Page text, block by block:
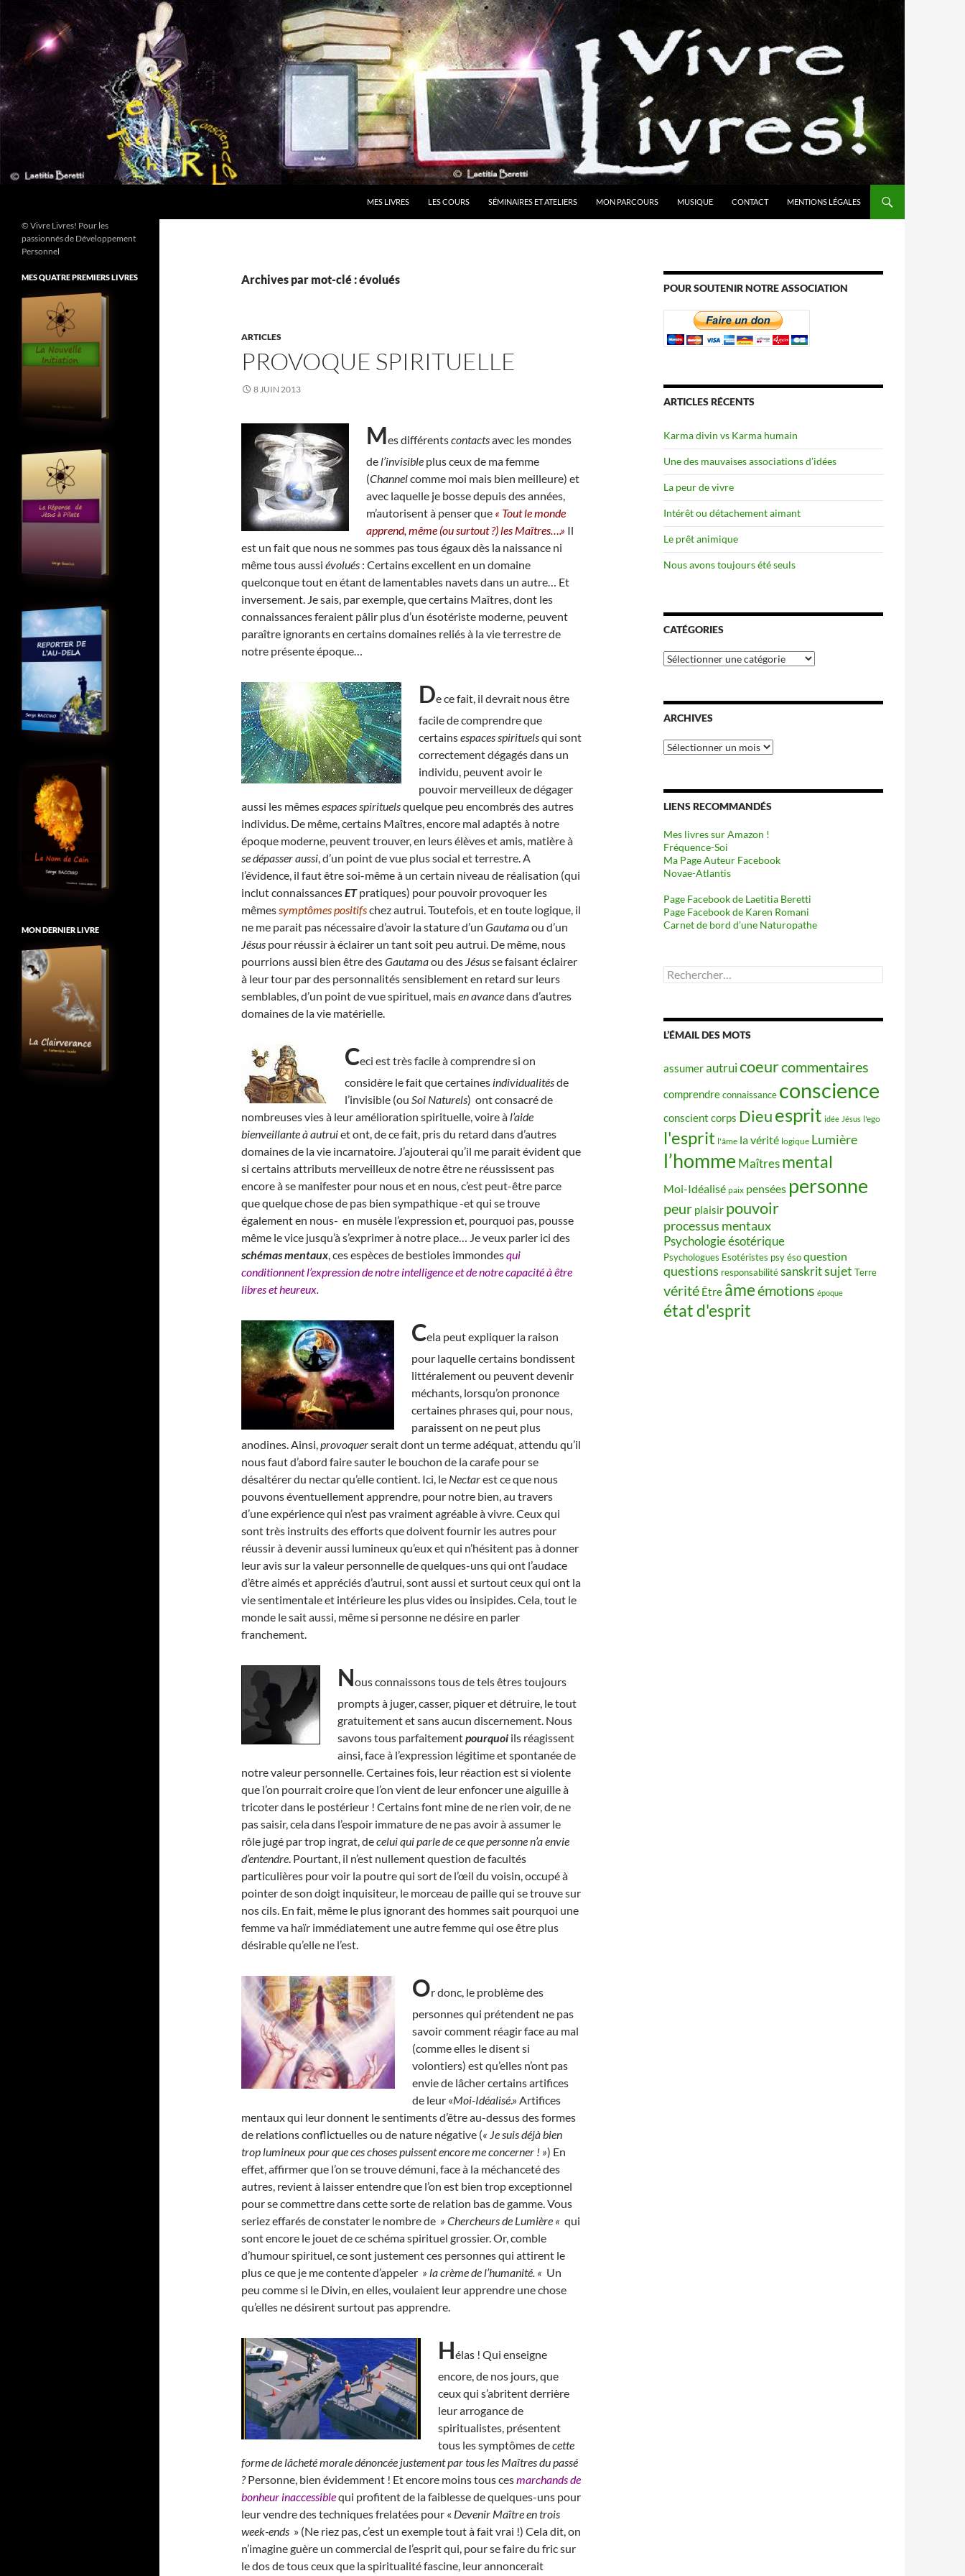
contenu
MES LIVRES LES COURS SÉMINAIRES ET ATELIERS MON PARCOURS MUSIQUE CONTACT MENTIONS LÉGALES
Archives par mot-clé : évolués
ARTICLES
PROVOQUE SPIRITUELLE
8 JUIN 2013
Mes différentscontactsavec les mondes
de l’invisible plus ceux de ma femme
(Channelcomme moi mais bien meilleure) et
avec laquelle je bosse depuis des années,
m’autorisent à penser que « Tout le monde
apprend, même (ou surtout ?) les Maîtres….» Il
est un fait que nous ne sommes pas tous égaux dès la naissance ni
même tous aussi évolués : Certains excellent en un domaine
quelconque tout en étant de lamentables navets dans un autre… Et
inversement. Je sais, par exemple, que certains Maîtres, dont les
connaissances feraient pâlir plus d’un ésotériste moderne, peuvent
paraître ignorants en certains domaines reliés à la vie terrestre de
notre présente époque…
De ce fait, il devrait nous être
facile de comprendre que
certainsespaces spirituelsqui sont
correctement dégagés dans un
individu, peuvent avoir le
pouvoir merveilleux de dégager
aussi les mêmesespaces spirituelsquelque peu encombrés des autres
individus. De même, certains Maîtres, encore mal adaptés à notre
époque moderne, peuvent trouver, en leurs élèves et amis, matière à
se dépasser aussi, d’un point de vue plus social et terrestre. A
l’évidence, il faut être soi-même à un certain niveau de réalisation (qui
inclut connaissancesETpratiques) pour pouvoir provoquer les
mêmessymptômes positifschez autrui. Toutefois, et en toute logique, il
ne me parait pas nécessaire d’avoir la stature d’un Gautamaou d’un
Jésus pour réussir à éclairer un tant soit peu autrui. De même, nous
pourrions aussi bien être desGautamaou des Jésusse faisant éclairer
à leur tour par des personnalités sensiblement en retard sur leurs
semblables, d’un point de vue spirituel, maisen avancedans d’autres
domaines de la vie matérielle.
Ceci est très facile à comprendre si on
considère le fait que certaines individualitésde
l’invisible (ou Soi Naturels) ont consacré de
nombreuses vies à leur amélioration spirituelle, voire à l’aide
bienveillante à autruiet ont, de ce fait, pris du retard dans d’autres
domaines de la vie incarnatoire. J’ajouterai qu’il me parait évident que
si certains attributs merveilleux de notre être ne réussissent pas
encore à se manifester pour nous et en nous, c’est peut-être parce
que quelque chose de pas bien sympathique -et qui se trouve
également en nous- en musèle l’expression et, pourquoi pas, pousse
même le vice jusqu’à s’exprimer à notre place… Je veux parler ici des
schémas mentaux, ces espèces de bestioles immondesqui
conditionnent l’expression de notre intelligence et de notre capacité à être
libres et heureux.
Cela peut expliquer la raison
pour laquelle certains bondissent
littéralement ou peuvent devenir
méchants, lorsqu’on prononce
certaines phrases qui, pour nous,
paraissent on ne peut plus
anodines. Ainsi,provoquerserait dont un terme adéquat, attendu qu’il
nous faut d’abord faire sauter le bouchon de la carafe pour se
désaltérer du nectar qu’elle contient. Ici, le Nectarest ce que nous
pouvons éventuellement apprendre, pour notre bien, au travers
d’une expérience qui n’est pas vraiment agréable à vivre. Ceux qui
sont très instruits des efforts que doivent fournir les autres pour
réussir à devenir aussi lumineux qu’eux et qui n’hésitent pas à donner
leur avis sur la valeur personnelle de quelques-uns qui ont l’audace
d’être aimés et appréciés d’autrui, sont aussi et surtout ceux qui ont la
vie sentimentale et intérieure les plus vides ou insipides. Cela, tout le
monde le sait aussi, même si personne ne désire en parler
franchement.
Nous connaissons tous de tels êtres toujours
prompts à juger, casser, piquer et détruire, le tout
gratuitement et sans aucun discernement. Nous
savons tous parfaitementpourquoi ils réagissent
ainsi, face à l’expression légitime et spontanée de
notre valeur personnelle. Certaines fois, leur réaction est si violente
que l’on pourrait croire que l’on vient de leur enfoncer une aiguille à
tricoter dans le postérieur ! Certains font mine de ne rien voir, de ne
pas saisir, cela dans l’espoir immature de ne pas avoir à assumer le
rôle jugé par trop ingrat, decelui qui parle de ce que personne n’a envie
d’entendre. Pourtant, il n’est nullement question de facultés
particulières pour voir la poutre qui sort de l’œil du voisin, occupé à
pointer de son doigt inquisiteur, le morceau de paille qui se trouve sur
nos cils. En fait, même le plus ignorant des hommes sait pourquoi une
femme va haïr immédiatement une autre femme qui ose être plus
désirable qu’elle ne l’est.
Or donc, le problème des
personnes qui prétendent ne pas
savoir comment réagir face au mal
(comme elles le disent si
volontiers) est qu’elles n’ont pas
envie de lâcher certains artifices
de leur «Moi-Idéalisé.» Artifices
mentaux qui leur donnent le sentiments d’être au-dessus des formes
de relations conflictuelles ou de nature négative (« Je suis déjà bien
trop lumineux pour que ces choses puissent encore me concerner ! ») En
effet, affirmer que l’on se trouve démuni, face à la méchanceté des
autres, revient à laisser entendre que l’on est bien trop exceptionnel
pour se commettre dans cette sorte de relation bas de gamme. Vous
seriez effarés de constater le nombre de » Chercheurs de Lumière « qui
sont encore le jouet de ce schéma spirituel grossier. Or, comble
d’humour spirituel, ce sont justement ces personnes qui attirent le
plus ce que je me contente d’appeler » la crème de l’humanité. « Un
peu comme si le Divin, en elles, voulaient leur apprendre une chose
qu’elles ne désirent surtout pas apprendre.
Hélas ! Qui enseigne
encore, de nos jours, que
ceux qui s’abritent derrière
leur arrogance de
spiritualistes, présentent
tous les symptômes decette
forme de lâcheté morale dénoncée justement par tous les Maîtres du passé
?Personne, bien évidemment ! Et encore moins tous cesmarchands de
bonheur inaccessiblequi profitent de la faiblesse de quelques-uns pour
leur vendre des techniques frelatées pour « Devenir Maître en trois
week-ends » (Ne riez pas, c’est un exemple tout à fait vrai !) Cela dit, on
n’imagine guère un commercial de l’esprit qui, pour se faire du fric sur
le dos de tous ceux que la spiritualité fascine, leur annoncerait
POUR SOUTENIR NOTRE ASSOCIATION
ARTICLES RÉCENTS
Karma divin vs Karma humain
Une des mauvaises associations d’idées
La peur de vivre
Intérêt ou détachement aimant
Le prêt animique
Nous avons toujours été seuls
CATÉGORIES
Catégories
ARCHIVES
Archives
LIENS RECOMMANDÉS
Mes livres sur Amazon !
Fréquence-Soi
Ma Page Auteur Facebook
Novae-Atlantis
Page Facebook de Laetitia Beretti
Page Facebook de Karen Romani
Carnet de bord d’une Naturopathe
Rechercher :
L’ÉMAIL DES MOTS
assumerautruicoeurcommentaires
comprendreconnaissance conscience
conscient corps Dieuesprit idée Jésus l'ego
l'esprit l'âme la vérité logique Lumière
l’homme Maîtres mental
Moi-Idéalisé paix pensées personne
peur plaisir pouvoir
processus mentaux
Psychologie ésotérique
Psychologues Esotéristes psy ésoquestion
questions responsabilitésanskritsujet Terre
vérité Être âmeémotions époque
état d'esprit
© Vivre Livres! Pour les
passionnés de Développement
Personnel
MES QUATRE PREMIERS LIVRES
MON DERNIER LIVRE